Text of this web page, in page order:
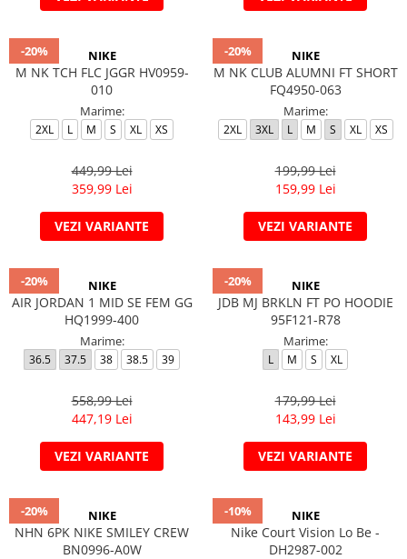
-20% NIKE
M NK TCH FLC JGGR HV0959-
010
Marime:
2XL L M S XL XS
449,99 Lei
359,99 Lei
VEZI VARIANTE
-20% NIKE
M NK CLUB ALUMNI FT SHORT
FQ4950-063
Marime:
2XL 3XL L M S XL XS
199,99 Lei
159,99 Lei
VEZI VARIANTE
-20% NIKE
AIR JORDAN 1 MID SE FEM GG
HQ1999-400
Marime:
36.5 37.5 38 38.5 39
558,99 Lei
447,19 Lei
VEZI VARIANTE
-20% NIKE
JDB MJ BRKLN FT PO HOODIE
95F121-R78
Marime:
L M S XL
179,99 Lei
143,99 Lei
VEZI VARIANTE
-20% NIKE
NHN 6PK NIKE SMILEY CREW
BN0996-A0W
-10% NIKE
Nike Court Vision Lo Be -
DH2987-002